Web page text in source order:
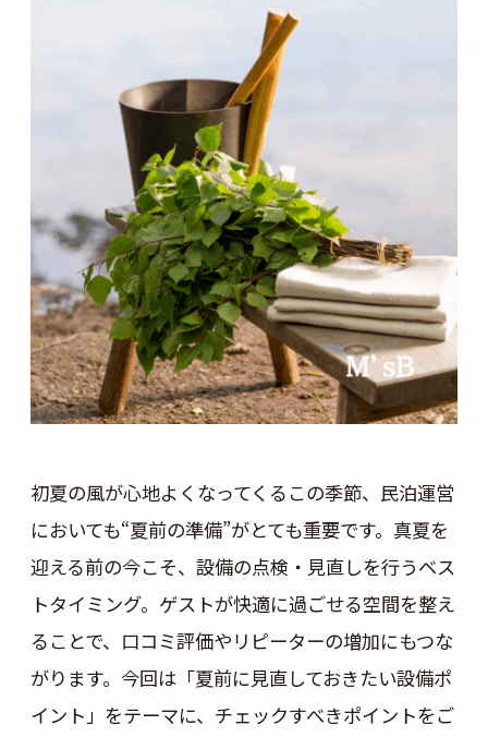
初夏の風が心地よくなってくるこの季節、民泊運営
においても“夏前の準備”がとても重要です。真夏を
迎える前の今こそ、設備の点検・見直しを行うベス
トタイミング。ゲストが快適に過ごせる空間を整え
ることで、口コミ評価やリピーターの増加にもつな
がります。今回は「夏前に見直しておきたい設備ポ
イント」をテーマに、チェックすべきポイントをご